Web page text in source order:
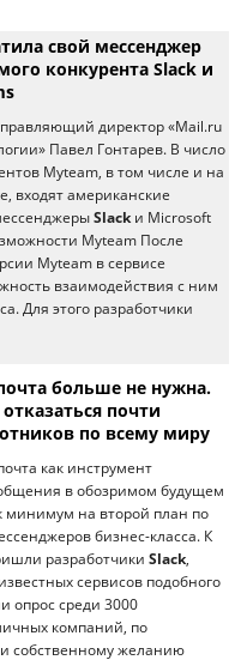
свой мессенджер
конкурента Slack и
директор «Mail.ru
Павел Гонтарев. В число
Myteam, в том числе и на
входят американские
Slackи Microsoft
Myteam После
Myteam в сервисе
взаимодействия с ним
Для этого разработчики
больше не нужна.
почти
по всему миру
как инструмент
в обозримом будущем
минимум на второй план по
бизнес-класса. К
разработчики Slack,
сервисов подобного
опрос среди 3000
компаний, по
собственному желанию